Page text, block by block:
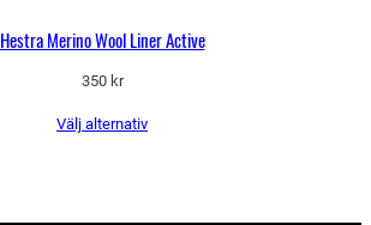
Hestra Merino Wool Liner Active
350 kr
Välj alternativ